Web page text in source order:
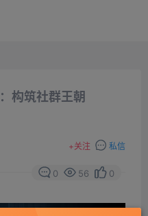
构筑社群王朝
+关注 私信
0 56 0